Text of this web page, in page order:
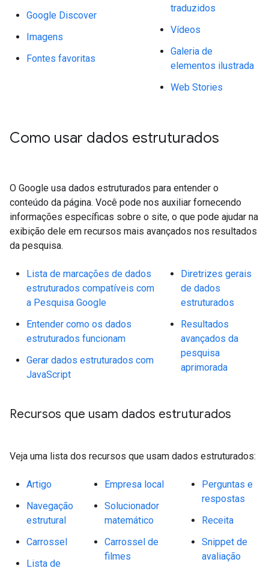
Google Discover
Imagens
Fontes favoritas
traduzidos
Vídeos
Galeria de
elementos ilustrada
Web Stories
Como usar dados estruturados
O Google usa dados estruturados para entender o
conteúdo da página. Você pode nos auxiliar fornecendo
informações específicas sobre o site, o que pode ajudar na
exibição dele em recursos mais avançados nos resultados
da pesquisa.
Lista de marcações de dados
estruturados compatíveis com
a Pesquisa Google
Entender como os dados
estruturados funcionam
Gerar dados estruturados com
JavaScript
Diretrizes gerais
de dados
estruturados
Resultados
avançados da
pesquisa
aprimorada
Recursos que usam dados estruturados
Veja uma lista dos recursos que usam dados estruturados:
Artigo
Navegação
estrutural
Carrossel
Lista de
Empresa local
Solucionador
matemático
Carrossel de
filmes
Perguntas e
respostas
Receita
Snippet de
avaliação